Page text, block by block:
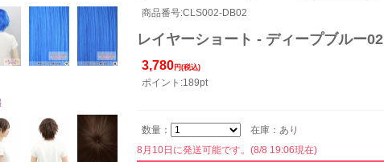
商品番号:CLS002-DB02
レイヤーショート - ディープブルー02
3,780 円(税込)
ポイント:189pt
数量：
在庫：あり
8月10日に発送可能です。(8/8 19:06現在)